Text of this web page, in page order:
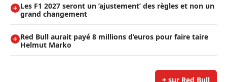
Les F1 2027 seront un ’ajustement’ des règles et non un
grand changement
Red Bull aurait payé 8 millions d’euros pour faire taire
Helmut Marko
+ sur Red Bull